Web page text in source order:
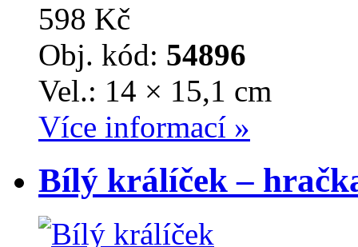
598 Kč
Obj. kód: 54896
Vel.: 14 × 15,1 cm
Více informací »
Bílý králíček –